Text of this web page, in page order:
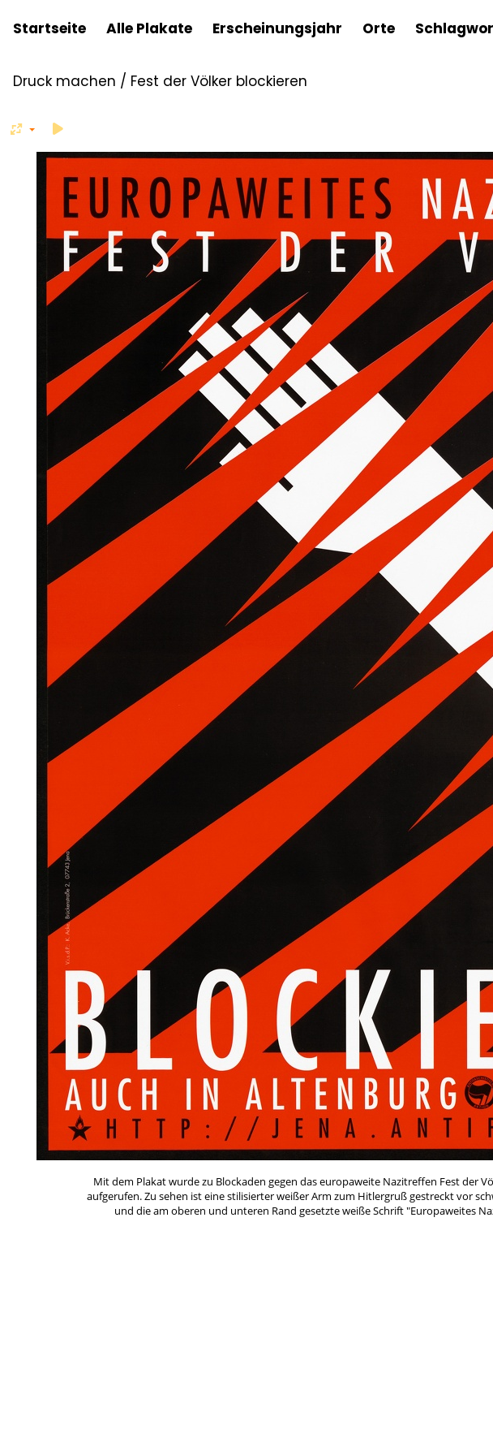
Startseite Alle Plakate Erscheinungsjahr Orte
Druck machen / Fest der Völker blockieren
Mit dem Plakat wurde zu Blockaden gegen das europaweite Nazitreffen Fest der
aufgerufen. Zu sehen ist eine stilisierter weißer Arm zum Hitlergruß gestreckt vor
und die am oberen und unteren Rand gesetzte weiße Schrift "Europaweites